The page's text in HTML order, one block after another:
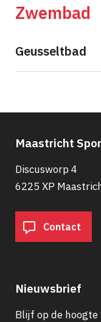
Zwembad
Geusseltbad
Maastricht
Discusworp 4
6225 XP
Contact
Nieuwsbrief
Blijf op de